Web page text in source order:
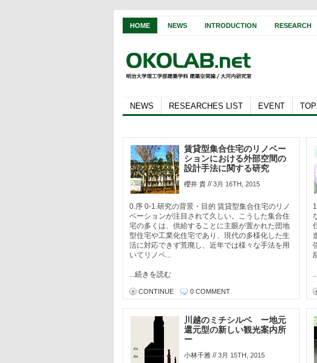
HOME NEWS INTRODUCTION RESEARCH
NEWS RESEARCHES LIST EVENT TOP
賃貸型集合住宅のリノベー
ションにおける外部空間の
設計手法に関する研究
櫻井 貴 //3月 16TH, 2015
0.序 0-1.研究の背景・目的 賃貸型集合住宅のリノ
ベーションが注目されて久しい。こうした集合住
宅の多くは、供給することに主眼が置かれた団地
型住宅や工業化住宅であり、現代の多様化した生
活に対応できず荒廃し、近年では様々な手法を用
いてリノベ...
...続きを読む
CONTINUE 0 COMMENT
川越のミチシルベ ー地元
還元型の新しい観光案内所
ー
小林千雅 //3月 15TH, 2015